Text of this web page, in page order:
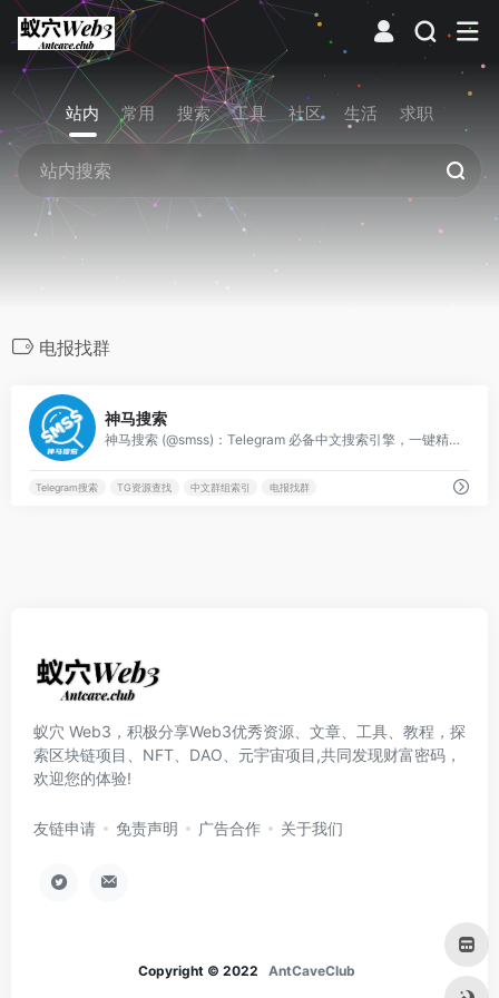
站内 常用 搜索 工具 社区 生活 求职
电报找群
神马搜索
神马搜索 (@smss)：Telegram 必备中文搜索引擎，一键精准找频道、搜资源、掘群组。
Telegram搜索 TG资源查找 中文群组索引 电报找群
蚁穴 Web3，积极分享Web3优秀资源、文章、工具、教程，探
索区块链项目、NFT、DAO、元宇宙项目,共同发现财富密码，
欢迎您的体验!
友链申请 免责声明 广告合作 关于我们
Copyright © 2022 AntCaveClub